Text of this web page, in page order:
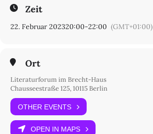
Zeit
22. Februar 202320:00-22:00 (GMT+01:00)
Ort
Literaturforum im Brecht-Haus
Chausseestraße 125, 10115 Berlin
OTHER EVENTS
OPEN IN MAPS